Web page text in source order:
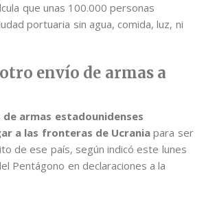
que unas 100.000 personas
portuaria sin agua, comida, luz, ni
envío de armas a
de armas estadounidenses
a las fronteras de Ucrania para ser
de ese país, según indicó este lunes
Pentágono en declaraciones a la